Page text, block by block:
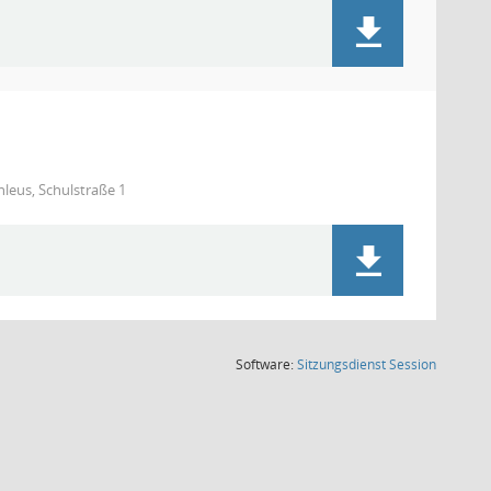
Schulstraße 1
Software:SitzungsdienstSession(Wird in